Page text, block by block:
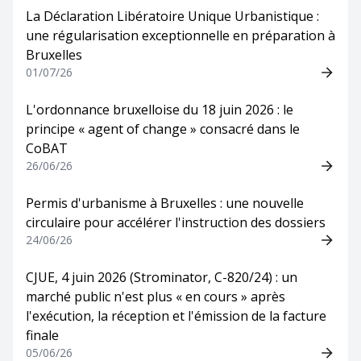
La Déclaration Libératoire Unique Urbanistique :
une régularisation exceptionnelle en préparation à
Bruxelles
01/07/26
L'ordonnance bruxelloise du 18 juin 2026 : le
principe « agent of change » consacré dans le
CoBAT
26/06/26
Permis d'urbanisme à Bruxelles : une nouvelle
circulaire pour accélérer l'instruction des dossiers
24/06/26
CJUE, 4 juin 2026 (Strominator, C-820/24) : un
marché public n'est plus « en cours » après
l'exécution, la réception et l'émission de la facture
finale
05/06/26